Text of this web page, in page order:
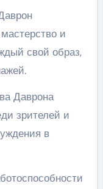
и
свой образ,
Даврона
зрителей и
в